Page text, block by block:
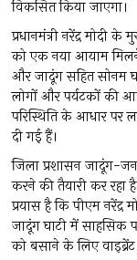
विकसित किया जाएगा।
प्रधानमंत्री नरेंद्र मोदी
को एक नया आयाम
और जादूंग सहित सोनम
लोगों और पर्यटकों की
परिस्थिति के आधार पर
दी गई हैं।
जिला प्रशासन जादूंग-
करने की तैयारी कर रहा
प्रयास है कि पीएम
जादूंग घाटी में साहसिक
को बसाने के लिए